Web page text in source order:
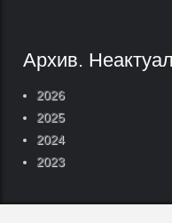
Архив.
2026
2025
2024
2023